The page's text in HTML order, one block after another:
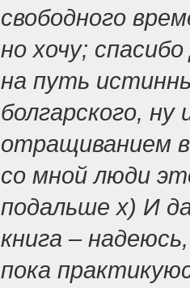
свободного
но хочу;
на путь
болгарского,
отращиванием
со мной люди
подальше х) И
книга –
пока